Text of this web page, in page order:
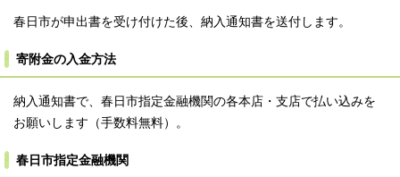
春日市が申出書を受け付けた後、納入通知書を送付します。
寄附金の入金方法
納入通知書で、春日市指定金融機関の各本店・支店で払い込みを
お願いします（手数料無料）。
春日市指定金融機関